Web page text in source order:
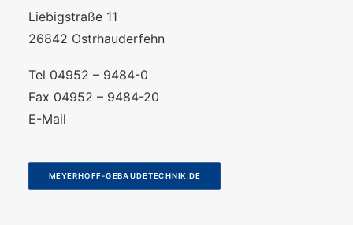
Liebigstraße 11
26842 Ostrhauderfehn
Tel 04952 – 9484-0
Fax 04952 – 9484-20
E-Mail
MEYERHOFF-GEBAUDETECHNIK.DE